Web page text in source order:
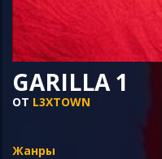
GARILLA 1
ОТ L3XTOWN
Жанры